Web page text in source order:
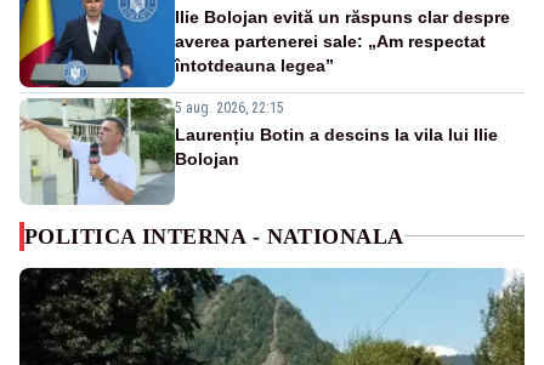
Ilie Bolojan evită un răspuns clar despre
averea partenerei sale: „Am respectat
întotdeauna legea”
5 aug. 2026, 22:15
Laurențiu Botin a descins la vila lui Ilie
Bolojan
POLITICA INTERNA - NATIONALA